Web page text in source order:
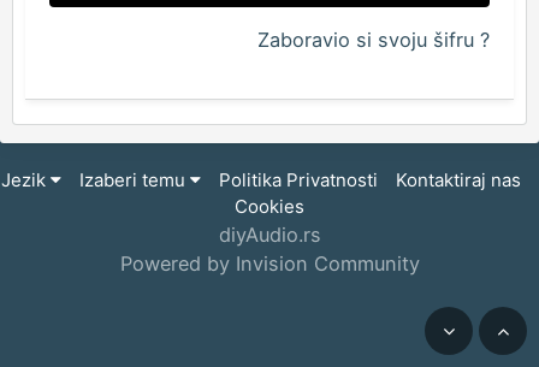
Zaboravio si svoju šifru ?
Jezik Izaberi temu Politika Privatnosti
Kontaktiraj nas
Cookies
diyAudio.rs
Powered by Invision Community